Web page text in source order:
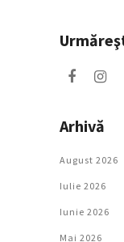
Arhivă
August 2026
Iulie 2026
Iunie 2026
Mai 2026